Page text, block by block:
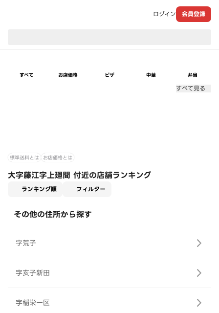
ログイン 会員登録
すべて お店価格 ピザ 中華 弁当
すべて見る
標準送料とは お店価格とは
大字藤江字上廻間 付近の店舗ランキング
ランキング順 フィルター
その他の住所から探す
字荒子
字亥子新田
字稲栄一区